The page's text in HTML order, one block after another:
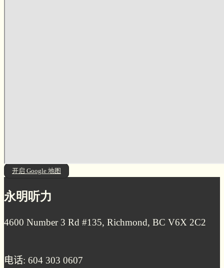
开启 Google 地图
永明听力
4600 Number 3 Rd #135, Richmond, BC V6X 2C2
电话: 604 303 0607